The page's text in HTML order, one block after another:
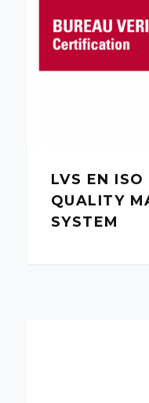
LVS EN
QUALITY
SYSTEM